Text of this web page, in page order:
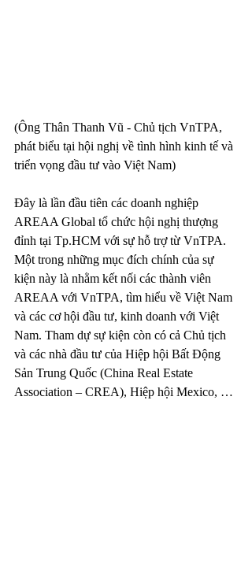
(Ông Thân Thanh Vũ - Chủ tịch VnTPA,
phát biểu tại hội nghị về tình hình kinh tế và
triển vọng đầu tư vào Việt Nam)
Đây là lần đầu tiên các doanh nghiệp
AREAA Global tổ chức hội nghị thượng
đỉnh tại Tp.HCM với sự hỗ trợ từ VnTPA.
Một trong những mục đích chính của sự
kiện này là nhằm kết nối các thành viên
AREAA với VnTPA, tìm hiểu về Việt Nam
và các cơ hội đầu tư, kinh doanh với Việt
Nam. Tham dự sự kiện còn có cả Chủ tịch
và các nhà đầu tư của Hiệp hội Bất Động
Sản Trung Quốc (China Real Estate
Association – CREA), Hiệp hội Mexico, …